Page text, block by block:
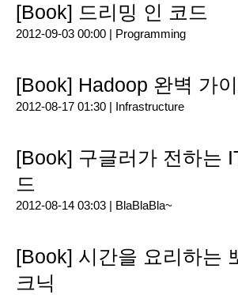
[Book] 드리밍 인 코드
2012-09-03 00:00 | Programming
[Book] Hadoop 완벽 가
2012-08-17 01:30 | Infrastructure
[Book] 구글러가 전하는
드
2012-08-14 03:03 | BlaBlaBla~
[Book] 시간을 요리하는
크닉